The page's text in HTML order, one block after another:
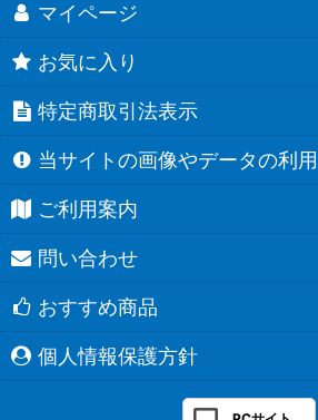
マイページ
お気に入り
特定商取引法表示
当サイトの画像やデータの利
ご利用案内
問い合わせ
おすすめ商品
個人情報保護方針